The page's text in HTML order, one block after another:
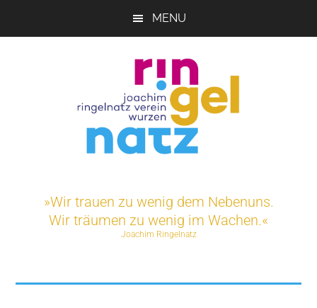
MENU
Ringelnatz-
Verein
e.V.
Projekte»Wir trauen zu wenig dem Nebenuns.
Wir träumen zu wenig im Wachen.«
Joachim Ringelnatz